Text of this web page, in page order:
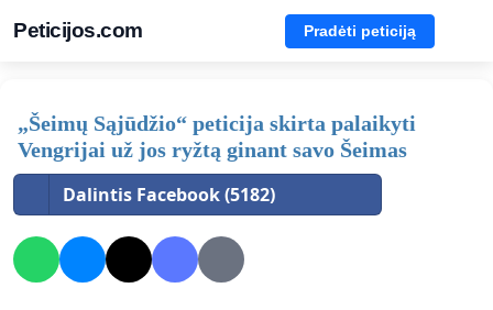
Peticijos.com Pradėti peticiją
„Šeimų Sąjūdžio“ peticija skirta palaikyti
Vengrijai už jos ryžtą ginant savo Šeimas
Dalintis Facebook (5182)